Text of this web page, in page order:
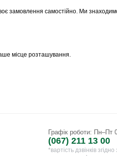
замовлення самостійно. Ми
місце розташування.
Графік роботи: Пн–Пт
(067) 211 13 00
*вартість дзвінків